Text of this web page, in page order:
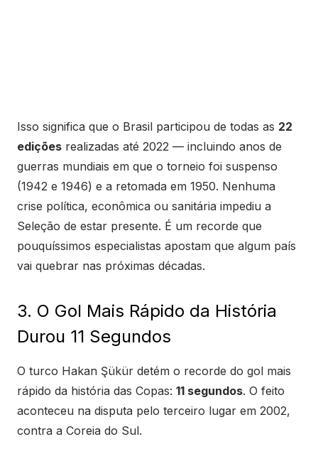
Isso significa que o Brasil participou de todas as 22
edições realizadas até 2022 — incluindo anos de
guerras mundiais em que o torneio foi suspenso
(1942 e 1946) e a retomada em 1950. Nenhuma
crise política, econômica ou sanitária impediu a
Seleção de estar presente. É um recorde que
pouquíssimos especialistas apostam que algum país
vai quebrar nas próximas décadas.
3. O Gol Mais Rápido da História
Durou 11 Segundos
O turco Hakan Şükür detém o recorde do gol mais
rápido da história das Copas: 11 segundos. O feito
aconteceu na disputa pelo terceiro lugar em 2002,
contra a Coreia do Sul.